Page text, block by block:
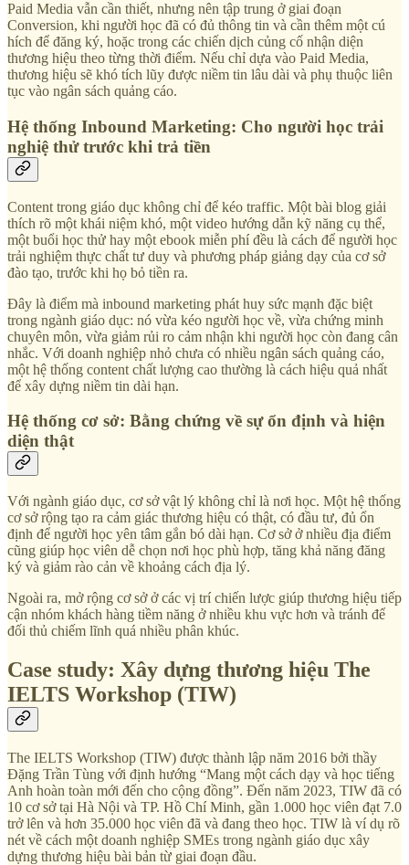
Paid Media vẫn cần thiết, nhưng nên tập trung ở giai đoạn
Conversion, khi người học đã có đủ thông tin và cần thêm một cú
hích để đăng ký, hoặc trong các chiến dịch củng cố nhận diện
thương hiệu theo từng thời điểm. Nếu chỉ dựa vào Paid Media,
thương hiệu sẽ khó tích lũy được niềm tin lâu dài và phụ thuộc liên
tục vào ngân sách quảng cáo.
Hệ thống Inbound Marketing: Cho người học trải
nghiệ thử trước khi trả tiền
Content trong giáo dục không chỉ để kéo traffic. Một bài blog giải
thích rõ một khái niệm khó, một video hướng dẫn kỹ năng cụ thể,
một buổi học thử hay một ebook miễn phí đều là cách để người học
trải nghiệm thực chất tư duy và phương pháp giảng dạy của cơ sở
đào tạo, trước khi họ bỏ tiền ra.
Đây là điểm mà inbound marketing phát huy sức mạnh đặc biệt
trong ngành giáo dục: nó vừa kéo người học về, vừa chứng minh
chuyên môn, vừa giảm rủi ro cảm nhận khi người học còn đang cân
nhắc. Với doanh nghiệp nhỏ chưa có nhiều ngân sách quảng cáo,
một hệ thống content chất lượng cao thường là cách hiệu quả nhất
để xây dựng niềm tin dài hạn.
Hệ thống cơ sở: Bằng chứng về sự ổn định và hiện
diện thật
Với ngành giáo dục, cơ sở vật lý không chỉ là nơi học. Một hệ thống
cơ sở rộng tạo ra cảm giác thương hiệu có thật, có đầu tư, đủ ổn
định để người học yên tâm gắn bó dài hạn. Cơ sở ở nhiều địa điểm
cũng giúp học viên dễ chọn nơi học phù hợp, tăng khả năng đăng
ký và giảm rào cản về khoảng cách địa lý.
Ngoài ra, mở rộng cơ sở ở các vị trí chiến lược giúp thương hiệu tiếp
cận nhóm khách hàng tiềm năng ở nhiều khu vực hơn và tránh để
đối thủ chiếm lĩnh quá nhiều phân khúc.
Case study: Xây dựng thương hiệu The
IELTS Workshop (TIW)
The IELTS Workshop (TIW) được thành lập năm 2016 bởi thầy
Đặng Trần Tùng với định hướng “Mang một cách dạy và học tiếng
Anh hoàn toàn mới đến cho cộng đồng”. Đến năm 2023, TIW đã có
10 cơ sở tại Hà Nội và TP. Hồ Chí Minh, gần 1.000 học viên đạt 7.0
trở lên và hơn 35.000 học viên đã và đang theo học. TIW là ví dụ rõ
nét về cách một doanh nghiệp SMEs trong ngành giáo dục xây
dựng thương hiệu bài bản từ giai đoạn đầu.